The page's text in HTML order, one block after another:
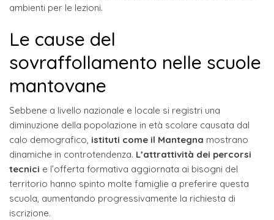
ambienti per le lezioni.
Le cause del
sovraffollamento nelle scuole
mantovane
Sebbene a livello nazionale e locale si registri una
diminuzione della popolazione in età scolare causata dal
calo demografico, istituti come il Mantegna mostrano
dinamiche in controtendenza. L’attrattività dei percorsi
tecnici e l’offerta formativa aggiornata ai bisogni del
territorio hanno spinto molte famiglie a preferire questa
scuola, aumentando progressivamente la richiesta di
iscrizione.